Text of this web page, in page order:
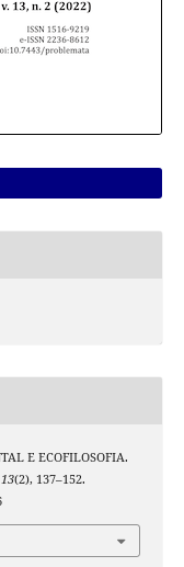
E ECOFILOSOFIA.
13(2), 137–152.